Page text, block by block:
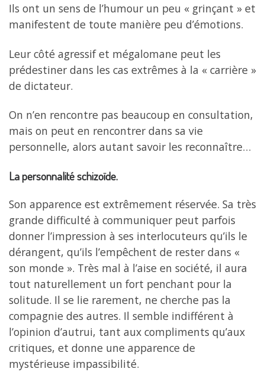
Ils ont un sens de l’humour un peu « grinçant » et
manifestent de toute manière peu d’émotions.
Leur côté agressif et mégalomane peut les
prédestiner dans les cas extrêmes à la « carrière »
de dictateur.
On n’en rencontre pas beaucoup en consultation,
mais on peut en rencontrer dans sa vie
personnelle, alors autant savoir les reconnaître…
La personnalité schizoïde.
Son apparence est extrêmement réservée. Sa très
grande difficulté à communiquer peut parfois
donner l’impression à ses interlocuteurs qu’ils le
dérangent, qu’ils l’empêchent de rester dans «
son monde ». Très mal à l’aise en société, il aura
tout naturellement un fort penchant pour la
solitude. Il se lie rarement, ne cherche pas la
compagnie des autres. Il semble indifférent à
l’opinion d’autrui, tant aux compliments qu’aux
critiques, et donne une apparence de
mystérieuse impassibilité.